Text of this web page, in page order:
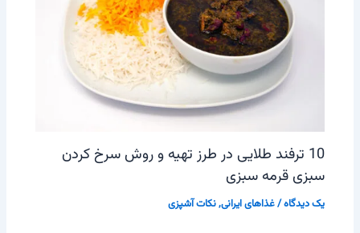
10 ترفند طلایی در طرز تهیه و روش سرخ کردن
سبزی قرمه سبزی
یک دیدگاه/غذاهای ایرانی,نکات آشپزی